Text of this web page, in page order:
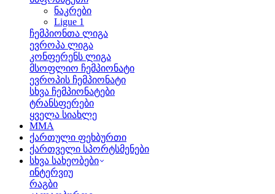
ნაკრები
Ligue 1
ჩემპიონთა ლიგა
ევროპა ლიგა
კონფერენს ლიგა
მსოფლიო ჩემპიონატი
ევროპის ჩემპიონატი
სხვა ჩემპიონატები
ტრანსფერები
ყველა სიახლე
MMA
ქართული ფეხბურთი
ქართველი სპორტსმენები
სხვა სახეობები
ინტერვიუ
რაგბი